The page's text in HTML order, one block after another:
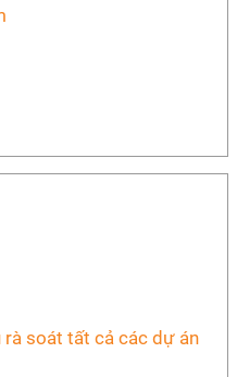
rà soát tất cả các dự án